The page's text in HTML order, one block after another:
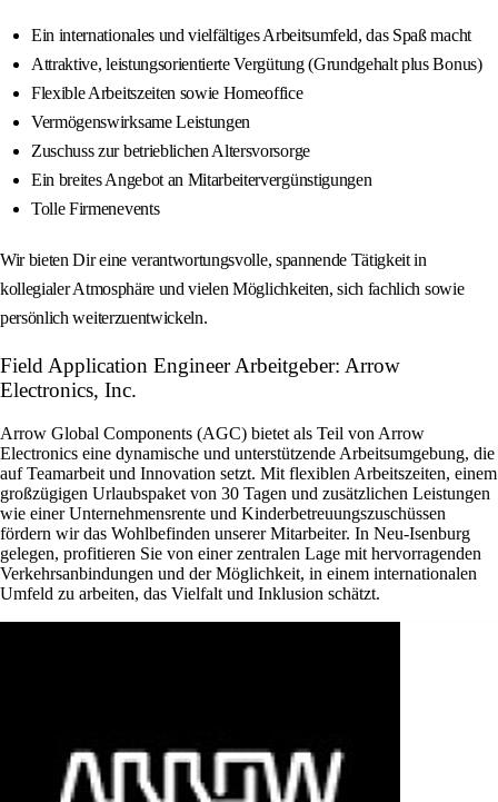
Ein internationales und vielfältiges Arbeitsumfeld, das Spaß macht
Attraktive, leistungsorientierte Vergütung (Grundgehalt plus Bonus)
Flexible Arbeitszeiten sowie Homeoffice
Vermögenswirksame Leistungen
Zuschuss zur betrieblichen Altersvorsorge
Ein breites Angebot an Mitarbeitervergünstigungen
Tolle Firmenevents
Wir bieten Dir eine verantwortungsvolle, spannende Tätigkeit in
kollegialer Atmosphäre und vielen Möglichkeiten, sich fachlich sowie
persönlich weiterzuentwickeln.
Field Application Engineer Arbeitgeber: Arrow
Electronics, Inc.
Arrow Global Components (AGC) bietet als Teil von Arrow
Electronics eine dynamische und unterstützende Arbeitsumgebung, die
auf Teamarbeit und Innovation setzt. Mit flexiblen Arbeitszeiten, einem
großzügigen Urlaubspaket von 30 Tagen und zusätzlichen Leistungen
wie einer Unternehmensrente und Kinderbetreuungszuschüssen
fördern wir das Wohlbefinden unserer Mitarbeiter. In Neu-Isenburg
gelegen, profitieren Sie von einer zentralen Lage mit hervorragenden
Verkehrsanbindungen und der Möglichkeit, in einem internationalen
Umfeld zu arbeiten, das Vielfalt und Inklusion schätzt.